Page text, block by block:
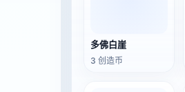
多佛白崖
3 创造币